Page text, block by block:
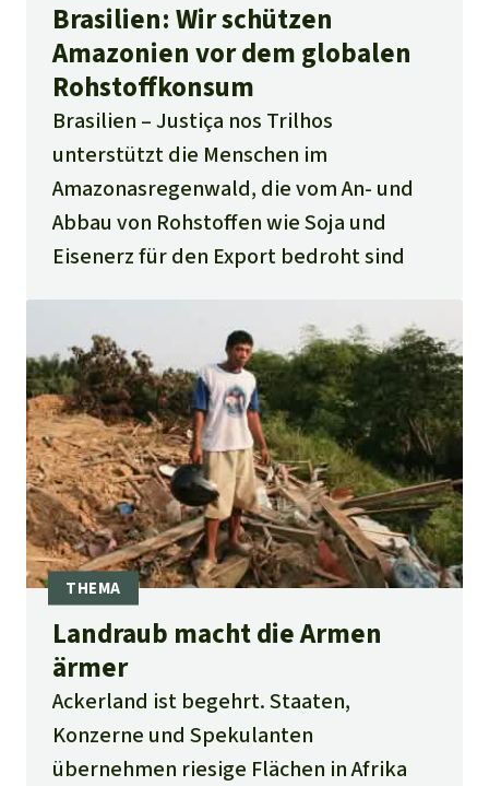
Brasilien: Wir schützen
Amazonien vor dem globalen
Rohstoffkonsum
Brasilien
Justiça nos Trilhos
unterstützt die Menschen im
Amazonasregenwald, die vom An- und
Abbau von Rohstoffen wie Soja und
Eisenerz für den Export bedroht sind
Landraub macht die Armen
ärmer
Ackerland ist begehrt. Staaten,
Konzerne und Spekulanten
übernehmen riesige Flächen in Afrika